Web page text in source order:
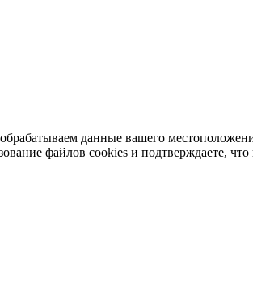
данные вашего
файлов cookies и подтверждаете, что